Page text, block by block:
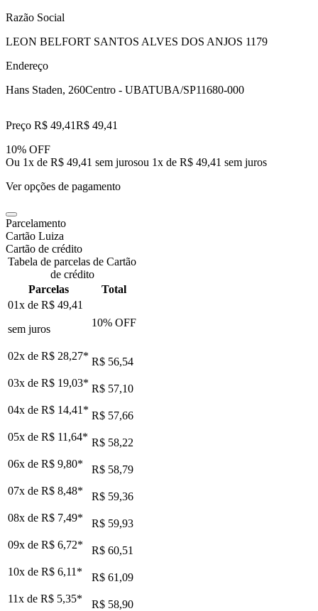
Razão Social
LEON BELFORT SANTOS ALVES DOS ANJOS 1179
Endereço
Hans Staden, 260Centro - UBATUBA/SP11680-000
Preço R$ 49,41R$ 49,41
10% OFF
Ou 1x de R$ 49,41 sem jurosou 1x de R$ 49,41 sem juros
Ver opções de pagamento
Parcelamento
Cartão Luiza
Cartão de crédito
Tabela de parcelas de Cartão
de crédito
Parcelas
Total
01x de R$ 49,41
sem juros
10% OFF
02x de R$ 28,27* R$ 56,54
03x de R$ 19,03* R$ 57,10
04x de R$ 14,41 * R$ 57,66
05x de R$ 11,64* R$ 58,22
06x de R$ 9,80*
R$ 58,79
07x de R$ 8,48*
R$ 59,36
08x de R$ 7,49*
R$ 59,93
09x de R$ 6,72*
R$ 60,51
10x de R$ 6,11 *
R$ 61,09
11x de R$ 5,35*
R$ 58,90